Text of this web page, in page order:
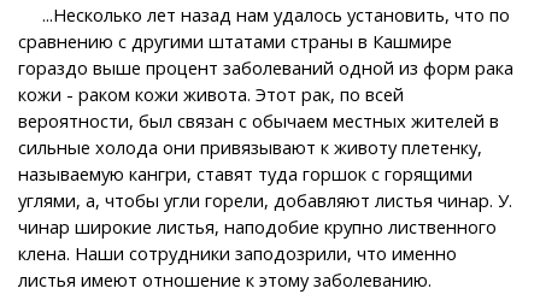
...Несколько лет назад нам удалось установить, что по
сравнению с другими штатами страны в Кашмире
гораздо выше процент заболеваний одной из форм рака
кожи - раком кожи живота. Этот рак, по всей
вероятности, был связан с обычаем местных жителей в
сильные холода они привязывают к животу плетенку,
называемую кангри, ставят туда горшок с горящими
углями, а, чтобы угли горели, добавляют листья чинар. У.
чинар широкие листья, наподобие крупно лиственного
клена. Наши сотрудники заподозрили, что именно
листья имеют отношение к этому заболеванию.